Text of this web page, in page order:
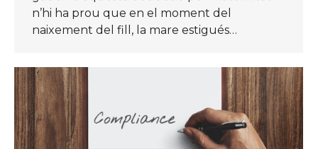
n’hi ha prou que en el moment del
naixement del fill, la mare estigués…